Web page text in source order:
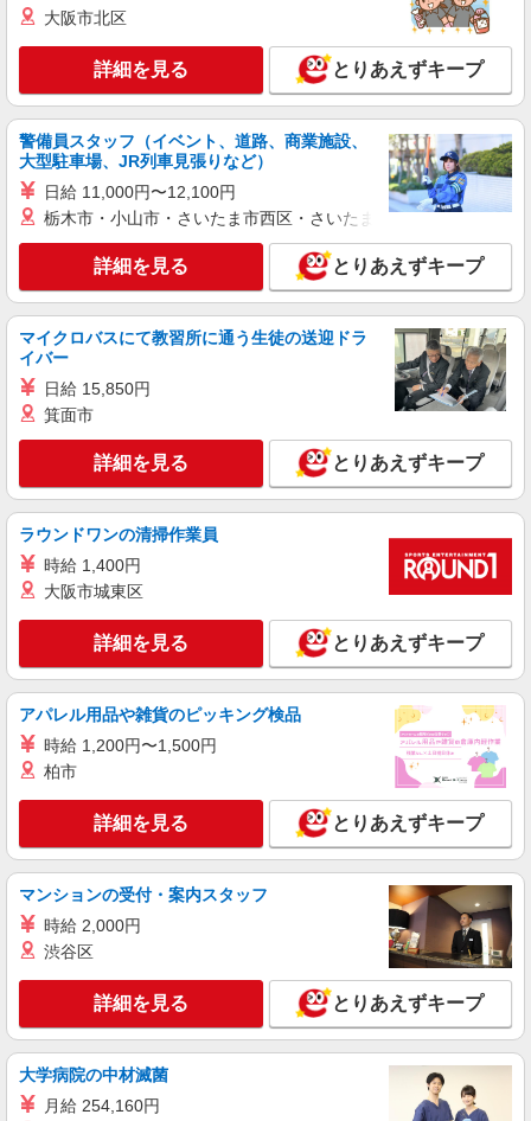
静岡県伊東市 【最寄駅】JR伊東線「宇佐美」
いエリアなど、お好きな勤務地をお選び下さ
い！！
キープ 詳細を見る
アルバイト パート 派遣社員 紹介予定派遣
日研トータルソーシング株式会社 メディカルケア事業部/三島オフィ
ス
未経験・無資格OKの介護スタッフ
時給1,400円〜1,600円 ★週払いOK（規定あ
り） ※給与幅は経験・能力による
静岡県伊東市 【最寄駅】JR伊東線「宇佐美」
駅 ★勤務地は3000ヶ所以上★ 自宅から通いやす
いエリアなど、お好きな勤務地をお選び下さ
詳細を見る
アルバイト
日研トータルソーシング株式会社 メディカルケア事業部/三島オフィ
未経験・無資格OKの介護スタッフ
り） ※給与幅は経験・能力による
静岡県伊東市 【最寄駅】伊豆急行「城ヶ崎海
い！！
キープ 詳細を見る
日研トータルソーシング株式会社 メディカルケア事業部/三島オフィ
ス
未経験・無資格OKの介護スタッフ
時給1,400円〜1,600円 ★週払いOK（規定あ
り） ※給与幅は経験・能力による
静岡県伊東市 【最寄駅】JR伊東線・伊豆急行
「伊東」駅 ★勤務地は3000ヶ所以上★ 自宅から
通いやすいエリアなど、お好きな勤務地をお選び
キープ 詳細を見る
アルバイト パート 派遣社員 紹介予定派遣
日研トータルソーシング株式会社 メディカルケア事業部/三島オフィ
ス
未経験・無資格OKの介護スタッフ
時給1,400円〜1,600円 ★週払いOK（規定あ
大阪市北区
詳細を見る とりあえずキープ
警備員スタッフ（イベント、道路、商業施設、
大型駐車場、JR列車見張りなど）
日給 11,000円〜12,100円
栃木市・小山市・さいたま市西区・さいたま市岩槻区・久喜市・
詳細を見る とりあえずキープ
マイクロバスにて教習所に通う生徒の送迎ドラ
イバー
日給 15,850円
箕面市
詳細を見る とりあえずキープ
ラウンドワンの清掃作業員
時給 1,400円
大阪市城東区
詳細を見る とりあえずキープ
アパレル用品や雑貨のピッキング検品
時給 1,200円〜1,500円
柏市
詳細を見る とりあえずキープ
マンションの受付・案内スタッフ
時給 2,000円
渋谷区
詳細を見る とりあえずキープ
大学病院の中材滅菌
月給 254,160円